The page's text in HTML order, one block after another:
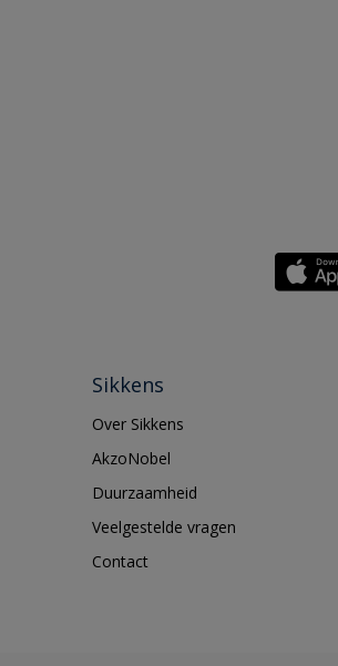
Sikkens
Over Sikkens
AkzoNobel
Duurzaamheid
Veelgestelde vragen
Contact